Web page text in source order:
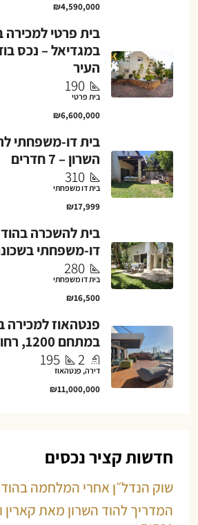
₪4,590,000
בית פרטי למכירה
במגדיאל – נכס
העיר
190
בית פרטי
₪6,600,000
בית דו-משפחתי
השרון – 7 חדרים
310
בית דו משפחתי
₪17,999
בית להשכרה
דו-משפחתי
280
בית דו משפחתי
₪16,500
פנטהאוז למכירה
במתחם 1200, רחוב עזר ויצמן
2
195
דירה, פנטהאוז
₪11,000,000
חדשות קציר נכסים
שוק הנדל״ן אחרי המלחמה בהוד
המדריך להוד השרון מאת קארין